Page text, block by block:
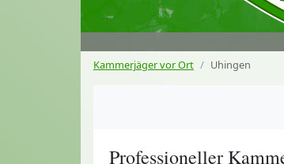
Kammerjäger vor Ort Uhingen
Professioneller